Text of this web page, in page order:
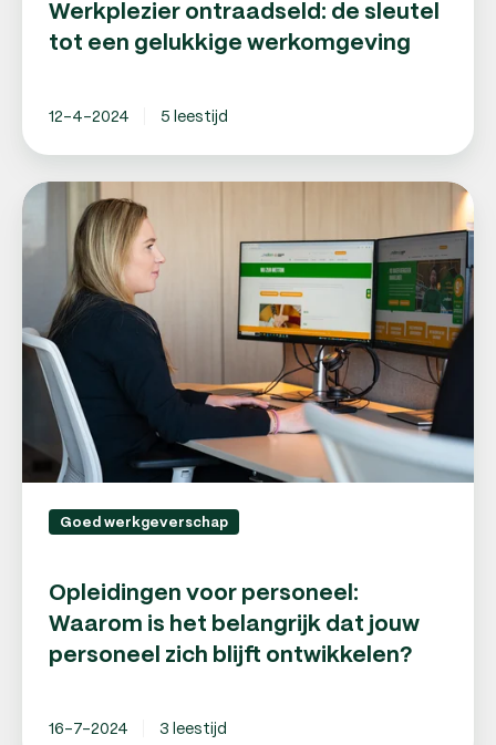
Werkplezier ontraadseld: de sleutel
tot een gelukkige werkomgeving
12-4-2024 5 leestijd
Opleidingen
personeel:
Waarom
het
belangrijk
dat
jouw
personeel
zich
blijft
ontwikkelen?
Goed werkgeverschap
Opleidingen voor personeel:
Waarom is het belangrijk dat jouw
personeel zich blijft ontwikkelen?
16-7-2024 3 leestijd